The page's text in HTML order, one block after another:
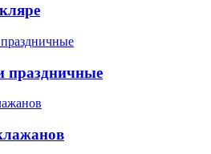
праздничные